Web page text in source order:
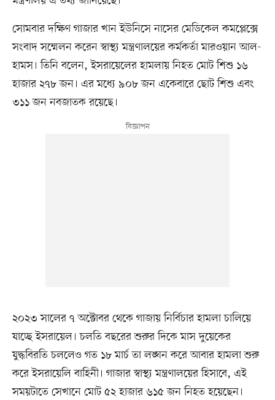
সোমবার দক্ষিণ গাজার খান ইউনিসে নাসের মেডিকেল কমপ্লেক্সে
সংবাদ সম্মেলন করেন স্বাস্থ্য মন্ত্রণালয়ের কর্মকর্তা মারওয়ান আল-
হামস। তিনি বলেন, ইসরায়েলের হামলায় নিহত মোট শিশু ১৬
হাজার ২৭৮ জন। এর মধ্যে ৯০৮ জন একেবারে ছোট শিশু এবং
৩১১ জন নবজাতক রয়েছে।
২০২৩ সালের ৭ অক্টোবর থেকে গাজায় নির্বিচার হামলা চালিয়ে
যাচ্ছে ইসরায়েল। চলতি বছরের শুরুর দিকে মাস দুয়েকের
যুদ্ধবিরতি চললেও গত ১৮ মার্চ তা লঙ্ঘন করে আবার হামলা শুরু
করে ইসরায়েলি বাহিনী। গাজার স্বাস্থ্য মন্ত্রণালয়ের হিসাবে, এই
সময়টাতে সেখানে মোট ৫২ হাজার ৬১৫ জন নিহত হয়েছেন।